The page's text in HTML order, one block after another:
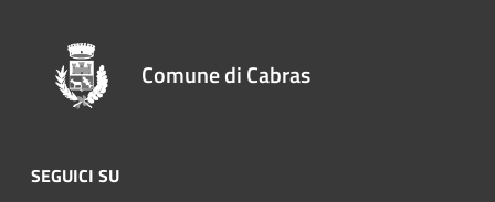
Comune di Cabras
SEGUICI SU